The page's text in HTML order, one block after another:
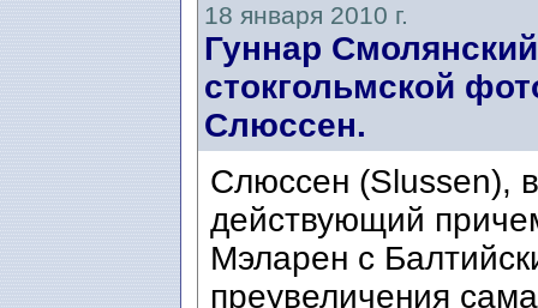
18 января 2010 г.
Гуннар
стокгольмской
Слюссен.
Слюссен (Slussen),
действующий
Мэларен с
преувеличения